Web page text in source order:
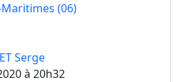
(06)
Serge
à 20h32